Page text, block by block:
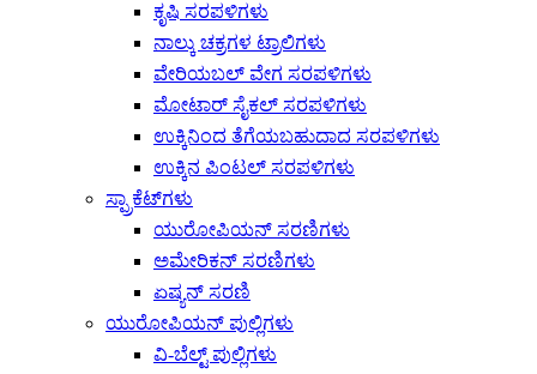
ಕೃಷಿ ಸರಪಳಿಗಳು
ನಾಲ್ಕು ಚಕ್ರಗಳ ಟ್ರಾಲಿಗಳು
ವೇರಿಯಬಲ್ ವೇಗ ಸರಪಳಿಗಳು
ಮೋಟಾರ್ ಸೈಕಲ್ ಸರಪಳಿಗಳು
ಉಕ್ಕಿನಿಂದ ತೆಗೆಯಬಹುದಾದ ಸರಪಳಿಗಳು
ಉಕ್ಕಿನ ಪಿಂಟಲ್ ಸರಪಳಿಗಳು
ಸ್ಪ್ರಾಕೆಟ್‌ಗಳು
ಯುರೋಪಿಯನ್ ಸರಣಿಗಳು
ಅಮೇರಿಕನ್ ಸರಣಿಗಳು
ಏಷ್ಯನ್ ಸರಣಿ
ಯುರೋಪಿಯನ್ ಪುಲ್ಲಿಗಳು
ವಿ-ಬೆಲ್ಟ್ ಪುಲ್ಲಿಗಳು